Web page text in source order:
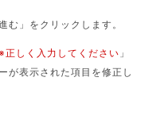
む」をクリックします。
正しく入力してください 」
が表示された項目を修正し